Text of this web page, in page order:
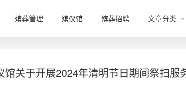
殡葬管理 殡仪馆 殡葬招聘 文章分类
馆关于开展2024年清明节日期间祭扫服